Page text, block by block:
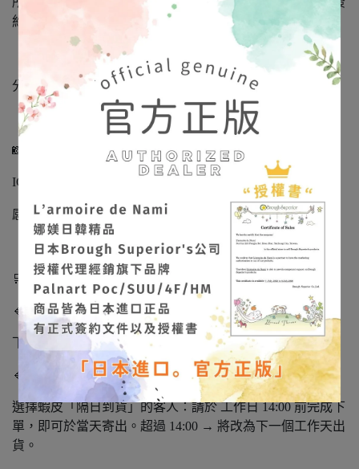
約文件，請安心選購。
「娜媄日韓精品」很榮幸能將日本手作藝術帶到台灣，
分享這份細緻、溫柔且充滿靈魂的美。
📸 作品實拍不定期更新
IG/FB：
感受飾品在光影下的立體質感與色彩層次。
🛒【出貨與預購說明】
🔹 現貨商品
下單後 下一個工作天出貨。
🔹 隔日到貨說明
選擇蝦皮「隔日到貨」的客人：請於 工作日 14:00 前完成下
單，即可於當天寄出。超過 14:00 → 將改為下一個工作天出
貨。